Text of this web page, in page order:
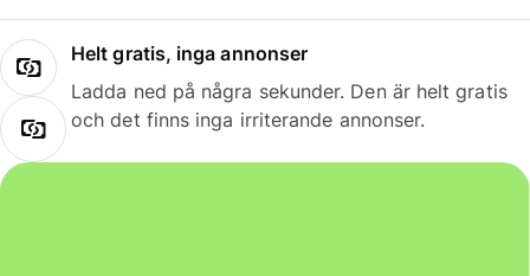
Helt gratis, inga annonser
Ladda ned på några sekunder. Den är helt gratis
och det finns inga irriterande annonser.